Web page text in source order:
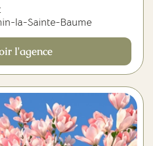
la-Sainte-Baume
l'agence